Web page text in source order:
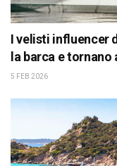
I velisti influencer
la barca e tornano
5 FEB 2026